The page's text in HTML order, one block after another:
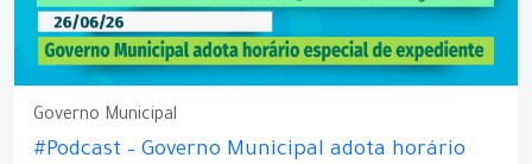
Governo Municipal
#Podcast – Governo Municipal adota horário